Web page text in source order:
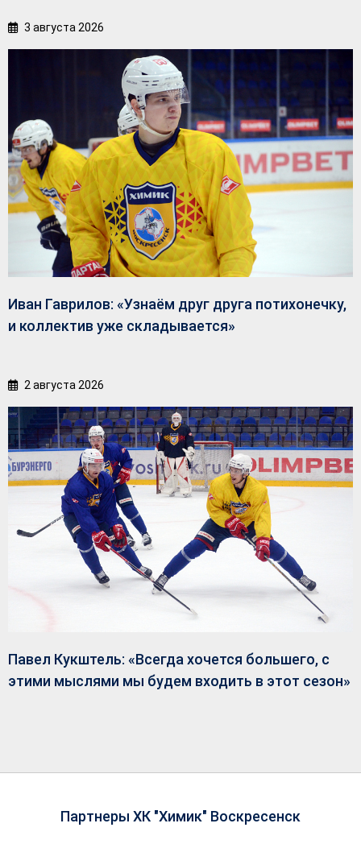
3 августа 2026
Иван Гаврилов: «Узнаём друг друга потихонечку,
и коллектив уже складывается»
2 августа 2026
Павел Кукштель: «Всегда хочется большего, с
этими мыслями мы будем входить в этот сезон»
Партнеры ХК "Химик" Воскресенск